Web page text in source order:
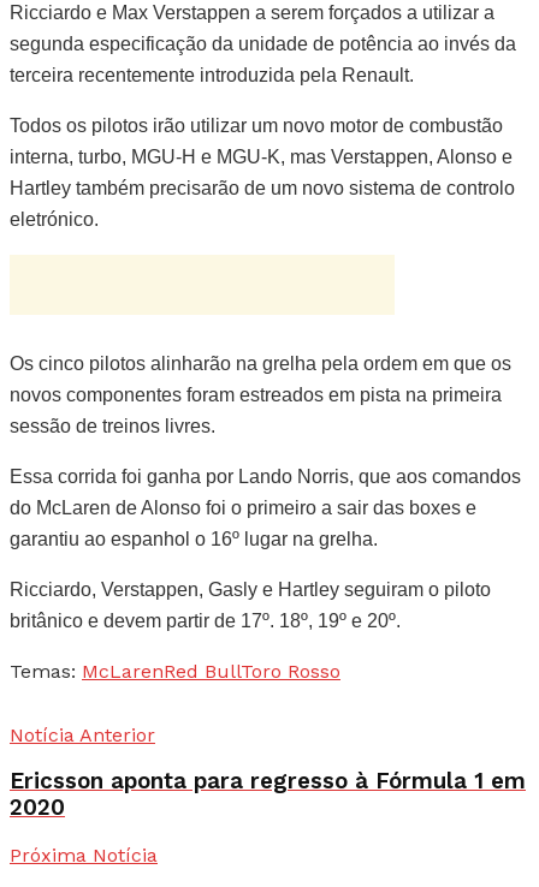
Ricciardo e Max Verstappen a serem forçados a utilizar a
segunda especificação da unidade de potência ao invés da
terceira recentemente introduzida pela Renault.
Todos os pilotos irão utilizar um novo motor de combustão
interna, turbo, MGU-H e MGU-K, mas Verstappen, Alonso e
Hartley também precisarão de um novo sistema de controlo
eletrónico.
Os cinco pilotos alinharão na grelha pela ordem em que os
novos componentes foram estreados em pista na primeira
sessão de treinos livres.
Essa corrida foi ganha por Lando Norris, que aos comandos
do McLaren de Alonso foi o primeiro a sair das boxes e
garantiu ao espanhol o 16º lugar na grelha.
Ricciardo, Verstappen, Gasly e Hartley seguiram o piloto
britânico e devem partir de 17º. 18º, 19º e 20º.
Temas: McLarenRed BullToro Rosso
Notícia Anterior
Ericsson aponta para regresso à Fórmula 1 em
2020
Próxima Notícia